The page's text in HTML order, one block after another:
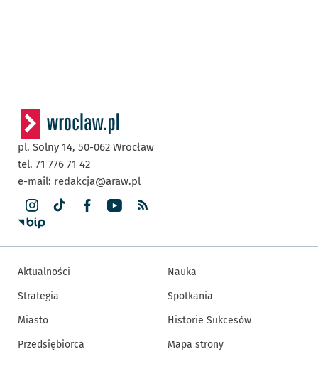
pl. Solny 14, 50-062 Wrocław
tel. 71 776 71 42
e-mail: redakcja@araw.pl
Aktualności
Strategia
Miasto
Przedsiębiorca
Nauka
Spotkania
Historie Sukcesów
Mapa strony